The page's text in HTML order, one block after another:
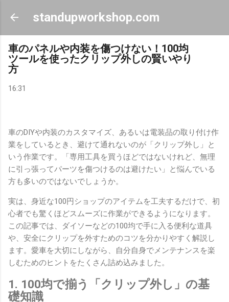
スキップしてメイン コンテンツに移動
standupworkshop.com
車のパネルや内装を傷つけない！100均
ツールを使ったクリップ外しの賢いやり
方
16:31
車のDIYや内装のカスタマイズ、あるいは電装品の取り付け作
業をしているとき、避けて通れないのが「クリップ外し」と
いう作業です。「専用工具を買うほどではないけれど、無理
に引っ張ってパーツを傷つけるのは避けたい」と悩んでいる
方も多いのではないでしょうか。
実は、身近な100円ショップのアイテムを工夫するだけで、初
心者でも驚くほどスムーズに作業ができるようになります。
この記事では、ダイソーなどの100均で手に入る便利な道具
や、安全にクリップを外すためのコツを分かりやすく解説し
ます。愛車を大切にしながら、自分自身でメンテナンスを楽
しむためのヒントをたくさん詰め込みました。
1. 100均で揃う「クリップ外し」の基
礎知識